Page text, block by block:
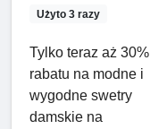
Użyto 3 razy
Tylko teraz aż 30%
rabatu na modne i
wygodne swetry
damskie na